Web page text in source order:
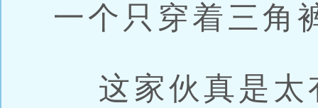
一个只穿着三角
这家伙真是太